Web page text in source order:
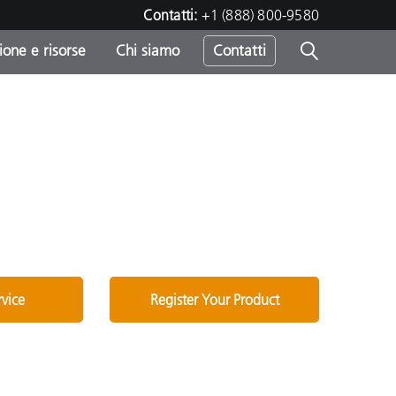
Contatti: +1 (888) 800-9580
e risorse Chi siamo Contatti
Register Your Product